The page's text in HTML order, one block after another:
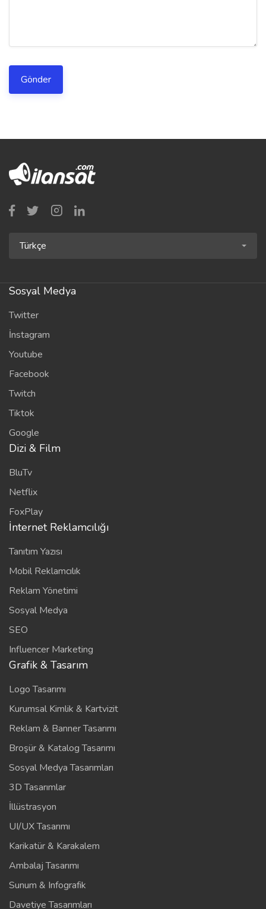
Türkçe
Sosyal Medya
Twitter
İnstagram
Youtube
Facebook
Twitch
Tiktok
Google
Dizi & Film
BluTv
Netflix
FoxPlay
İnternet Reklamcılığı
Tanıtım Yazısı
Mobil Reklamcılık
Reklam Yönetimi
Sosyal Medya
SEO
Influencer Marketing
Grafik & Tasarım
Logo Tasarımı
Kurumsal Kimlik & Kartvizit
Reklam & Banner Tasarımı
Broşür & Katalog Tasarımı
Sosyal Medya Tasarımları
3D Tasarımlar
İllüstrasyon
UI/UX Tasarımı
Karikatür & Karakalem
Ambalaj Tasarımı
Sunum & Infografik
Davetiye Tasarımları